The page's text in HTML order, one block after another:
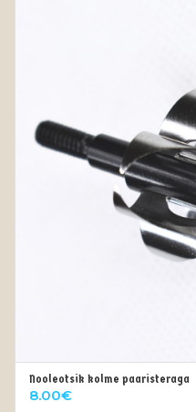
OUT
Nooleotsik kolme paaristeraga
8.00€